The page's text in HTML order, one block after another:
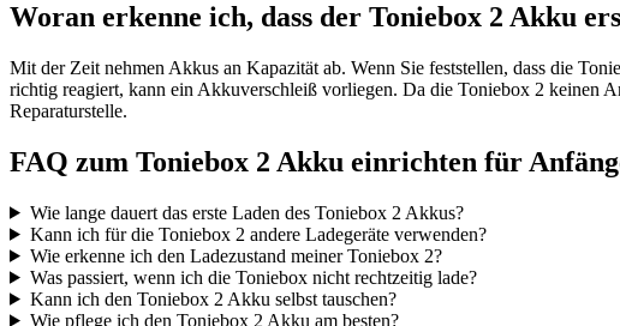
Woran erkenne ich, dass der Toniebox 2 Akku
Mit der Zeit nehmen Akkus an Kapazität ab. Wenn Sie feststellen, dass die
richtig reagiert, kann ein Akkuverschleiß vorliegen. Da die Toniebox 2 keinen
Reparaturstelle.
FAQ zum Toniebox 2 Akku einrichten für
Wie lange dauert das erste Laden des Toniebox 2 Akkus?
Kann ich für die Toniebox 2 andere Ladegeräte verwenden?
Wie erkenne ich den Ladezustand meiner Toniebox 2?
Was passiert, wenn ich die Toniebox nicht rechtzeitig lade?
Kann ich den Toniebox 2 Akku selbst tauschen?
Wie pflege ich den Toniebox 2 Akku am besten?